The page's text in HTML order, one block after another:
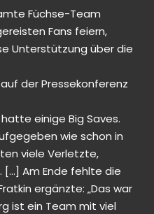
Füchse-Team
Fans feiern,
Unterstützung über die
der Pressekonferenz
einige Big Saves.
wie schon in
viele Verletzte,
Am Ende fehlte die
ergänzte: „Das war
ist ein Team mit viel